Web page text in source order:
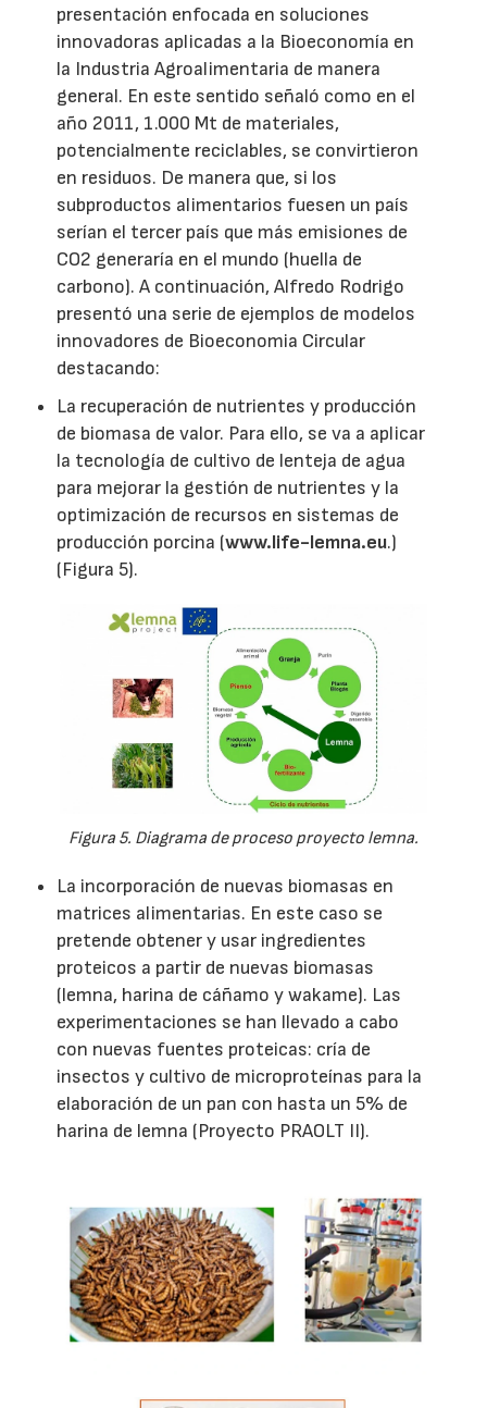
presentación enfocada en soluciones
innovadoras aplicadas a la Bioeconomía en
la Industria Agroalimentaria de manera
general. En este sentido señaló como en el
año 2011, 1.000 Mt de materiales,
potencialmente reciclables, se convirtieron
en residuos. De manera que, si los
subproductos alimentarios fuesen un país
serían el tercer país que más emisiones de
CO2 generaría en el mundo (huella de
carbono). A continuación, Alfredo Rodrigo
presentó una serie de ejemplos de modelos
innovadores de Bioeconomia Circular
destacando:
La recuperación de nutrientes y producción
de biomasa de valor. Para ello, se va a aplicar
la tecnología de cultivo de lenteja de agua
para mejorar la gestión de nutrientes y la
optimización de recursos en sistemas de
producción porcina (www.life-lemna.eu.)
(Figura 5).
Figura 5. Diagrama de proceso proyecto lemna.
La incorporación de nuevas biomasas en
matrices alimentarias. En este caso se
pretende obtener y usar ingredientes
proteicos a partir de nuevas biomasas
(lemna, harina de cáñamo y wakame). Las
experimentaciones se han llevado a cabo
con nuevas fuentes proteicas: cría de
insectos y cultivo de microproteínas para la
elaboración de un pan con hasta un 5% de
harina de lemna (Proyecto PRAOLT II).